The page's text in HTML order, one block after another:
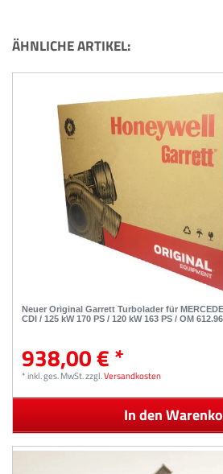
ÄHNLICHE ARTIKEL:
Neuer Original Garrett Turbolader für
CDI / 125 kW 170 PS / 120 kW 163 PS / OM
938,00 € *
*inkl. ges. MwSt.zzgl.Versandkosten
In den